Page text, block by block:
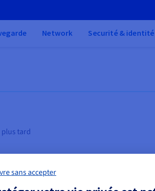
Network Securité & identité
plus tard
sans accepter